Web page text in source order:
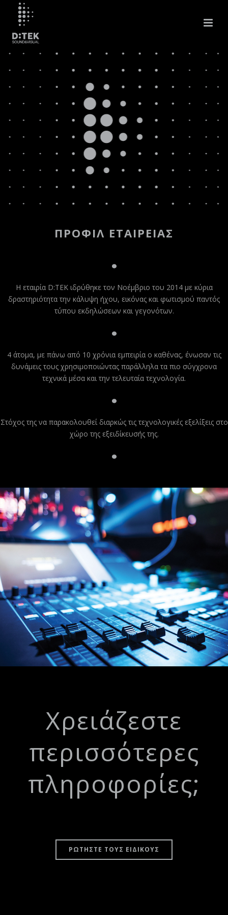
ΠΡΟΦΙΛ ΕΤΑΙΡΕΙΑΣ
Η εταιρία D:TEK ιδρύθηκε τον Νοέμβριο του 2014 με κύρια
δραστηριότητα την κάλυψη ήχου, εικόνας και φωτισμού παντός
τύπου εκδηλώσεων και γεγονότων.
4 άτομα, με πάνω από 10 χρόνια εμπειρία ο καθένας, ένωσαν τις
δυνάμεις τους χρησιμοποιώντας παράλληλα τα πιο σύγχρονα
τεχνικά μέσα και την τελευταία τεχνολογία.
Στόχος της να παρακολουθεί διαρκώς τις τεχνολογικές εξελίξεις στο
χώρο της εξειδίκευσής της.
Χρειάζεστε
περισσότερες
πληροφορίες;
ΡΩΤΗΣΤΕ ΤΟΥΣ ΕΙΔΙΚΟΥΣ